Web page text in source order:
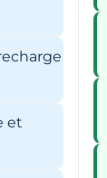
et